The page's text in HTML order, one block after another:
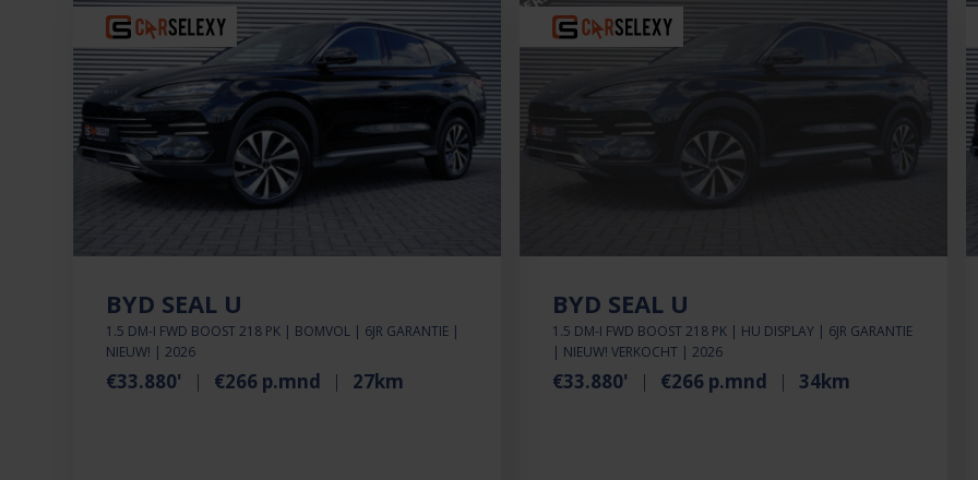
BYD SEAL U
1.5 DM-I FWD BOOST 218 PK | BOMVOL | 6JR GARANTIE |
NIEUW! | 2026
€33.880' €266 p.mnd 27km
BYD SEAL U
1.5 DM-I FWD BOOST 218 PK | HU DISPLAY | 6JR GARANTIE
| NIEUW! VERKOCHT | 2026
€33.880' €266 p.mnd 34km